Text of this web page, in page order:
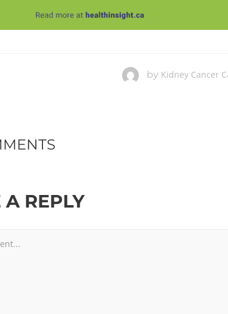
by Kidney Cancer
A REPLY